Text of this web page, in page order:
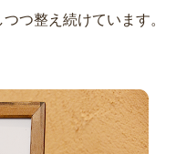
つ整え続けています。